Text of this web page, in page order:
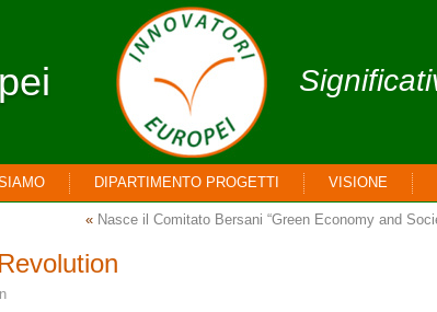
DIPARTIMENTO PROGETTI VISIONE
« Nasce il Comitato Bersani “Green Economy and